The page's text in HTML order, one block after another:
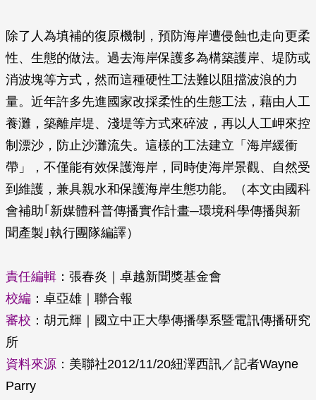
除了人為填補的復原機制，預防海岸遭侵蝕也走向更柔
性、生態的做法。過去海岸保護多為構築護岸、堤防或
消波塊等方式，然而這種硬性工法難以阻擋波浪的力
量。近年許多先進國家改採柔性的生態工法，藉由人工
養灘，築離岸堤、淺堤等方式來碎波，再以人工岬來控
制漂沙，防止沙灘流失。這樣的工法建立「海岸緩衝
帶」，不僅能有效保護海岸，同時使海岸景觀、自然受
到維護，兼具親水和保護海岸生態功能。（本文由國科
會補助｢新媒體科普傳播實作計畫─環境科學傳播與新
聞產製｣執行團隊編譯）
責任編輯 ：張春炎｜卓越新聞獎基金會
校編 ：卓亞雄｜聯合報
審校 ：胡元輝｜國立中正大學傳播學系暨電訊傳播研究
所
資料來源 ：美聯社2012/11/20紐澤西訊／記者Wayne
Parry